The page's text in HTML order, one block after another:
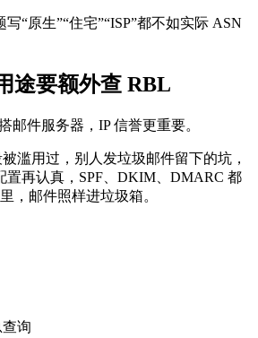
“原生”“住宅”“ISP”都不如实际 ASN
途要额外查 RBL
邮件服务器，IP 信誉更重要。
滥用过，别人发垃圾邮件留下的坑，
置再认真，SPF、DKIM、DMARC 都
，邮件照样进垃圾箱。
询